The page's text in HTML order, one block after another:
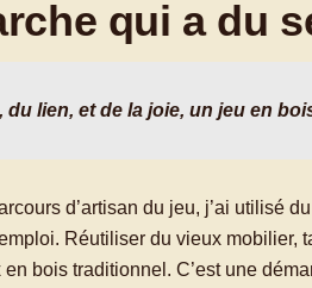
qui a du
lien, et de la joie, un jeu en
d’artisan du jeu, j’ai utilisé
Réutiliser du vieux mobilier,
bois traditionnel. C’est une